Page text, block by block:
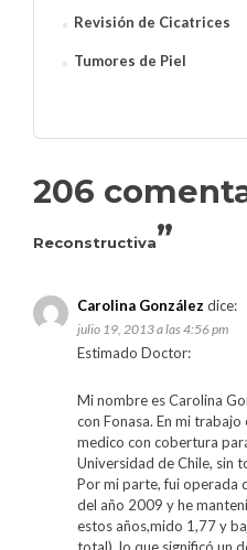
Revisión de Cicatrices
Tumores de Piel
206
Reconstructiva”
Carolina González dice:
julio 19, 2013 a las 4:56 pm
Estimado Doctor:
Mi nombre es Carolina
con Fonasa. En mi
medico con cobertura
Universidad de Chile, sin
Por mi parte, fui operada
del año 2009 y he
estos años,mido 1,77 y
total), lo que significó un